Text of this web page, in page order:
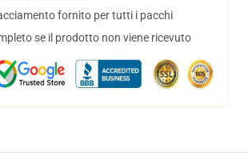
fornito per tutti i pacchi
se il prodotto non viene ricevuto